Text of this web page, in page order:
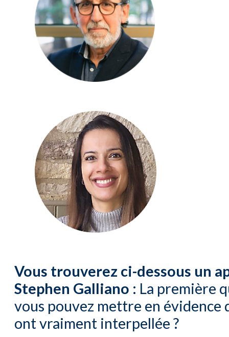
Vous trouverez ci-dessous un
Stephen Galliano : La première
vous pouvez mettre en évidence
ont vraiment interpellée ?